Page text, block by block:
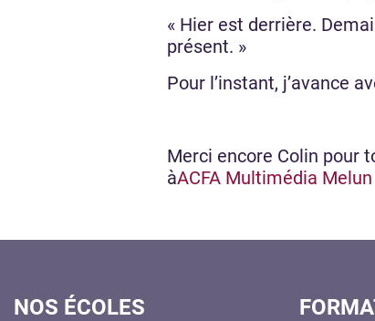
« Hier est derrière.
présent. »
Pour l’instant, j’avance
Merci encore Colin pour
àACFA Multimédia Melun
NOS ÉCOLES